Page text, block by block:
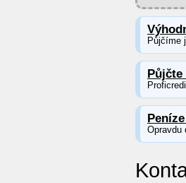
Půjčíme
Půjčte
Opravdu